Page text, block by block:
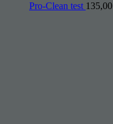
Pro-Clean test 135,00